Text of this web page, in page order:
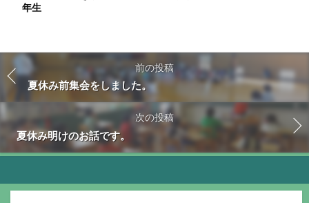
年生
前の投稿
夏休み前集会をしました。
次の投稿
夏休み明けのお話です。